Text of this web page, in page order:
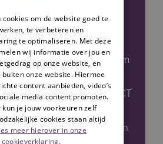
projectleiders of
met een
aanpak van het veilig
Ze betrekken een team
met daarin diverse
Wzd functionarissen, ICT
vanwege
het gebouw of de inzet van
om de website goed te
te verbeteren en
te optimaliseren. Met deze
wij informatie over jou en
op onze website, en
buiten onze website. Hiermee
content aanbieden, video’s
media content promoten.
je jouw voorkeuren zelf
cookies staan altijd
meer hierover in onze
cookieverklaring.